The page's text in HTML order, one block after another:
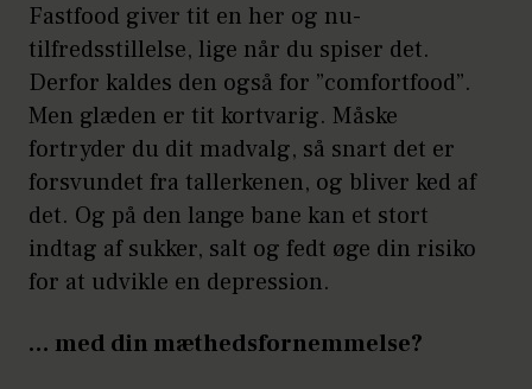
Fastfood giver tit en her og nu-
tilfredsstillelse, lige når du spiser det.
Derfor kaldes den også for ”comfortfood”.
Men glæden er tit kortvarig. Måske
fortryder du dit madvalg, så snart det er
forsvundet fra tallerkenen, og bliver ked af
det. Og på den lange bane kan et stort
indtag af sukker, salt og fedt øge din risiko
for at udvikle en depression.
… med din mæthedsfornemmelse?